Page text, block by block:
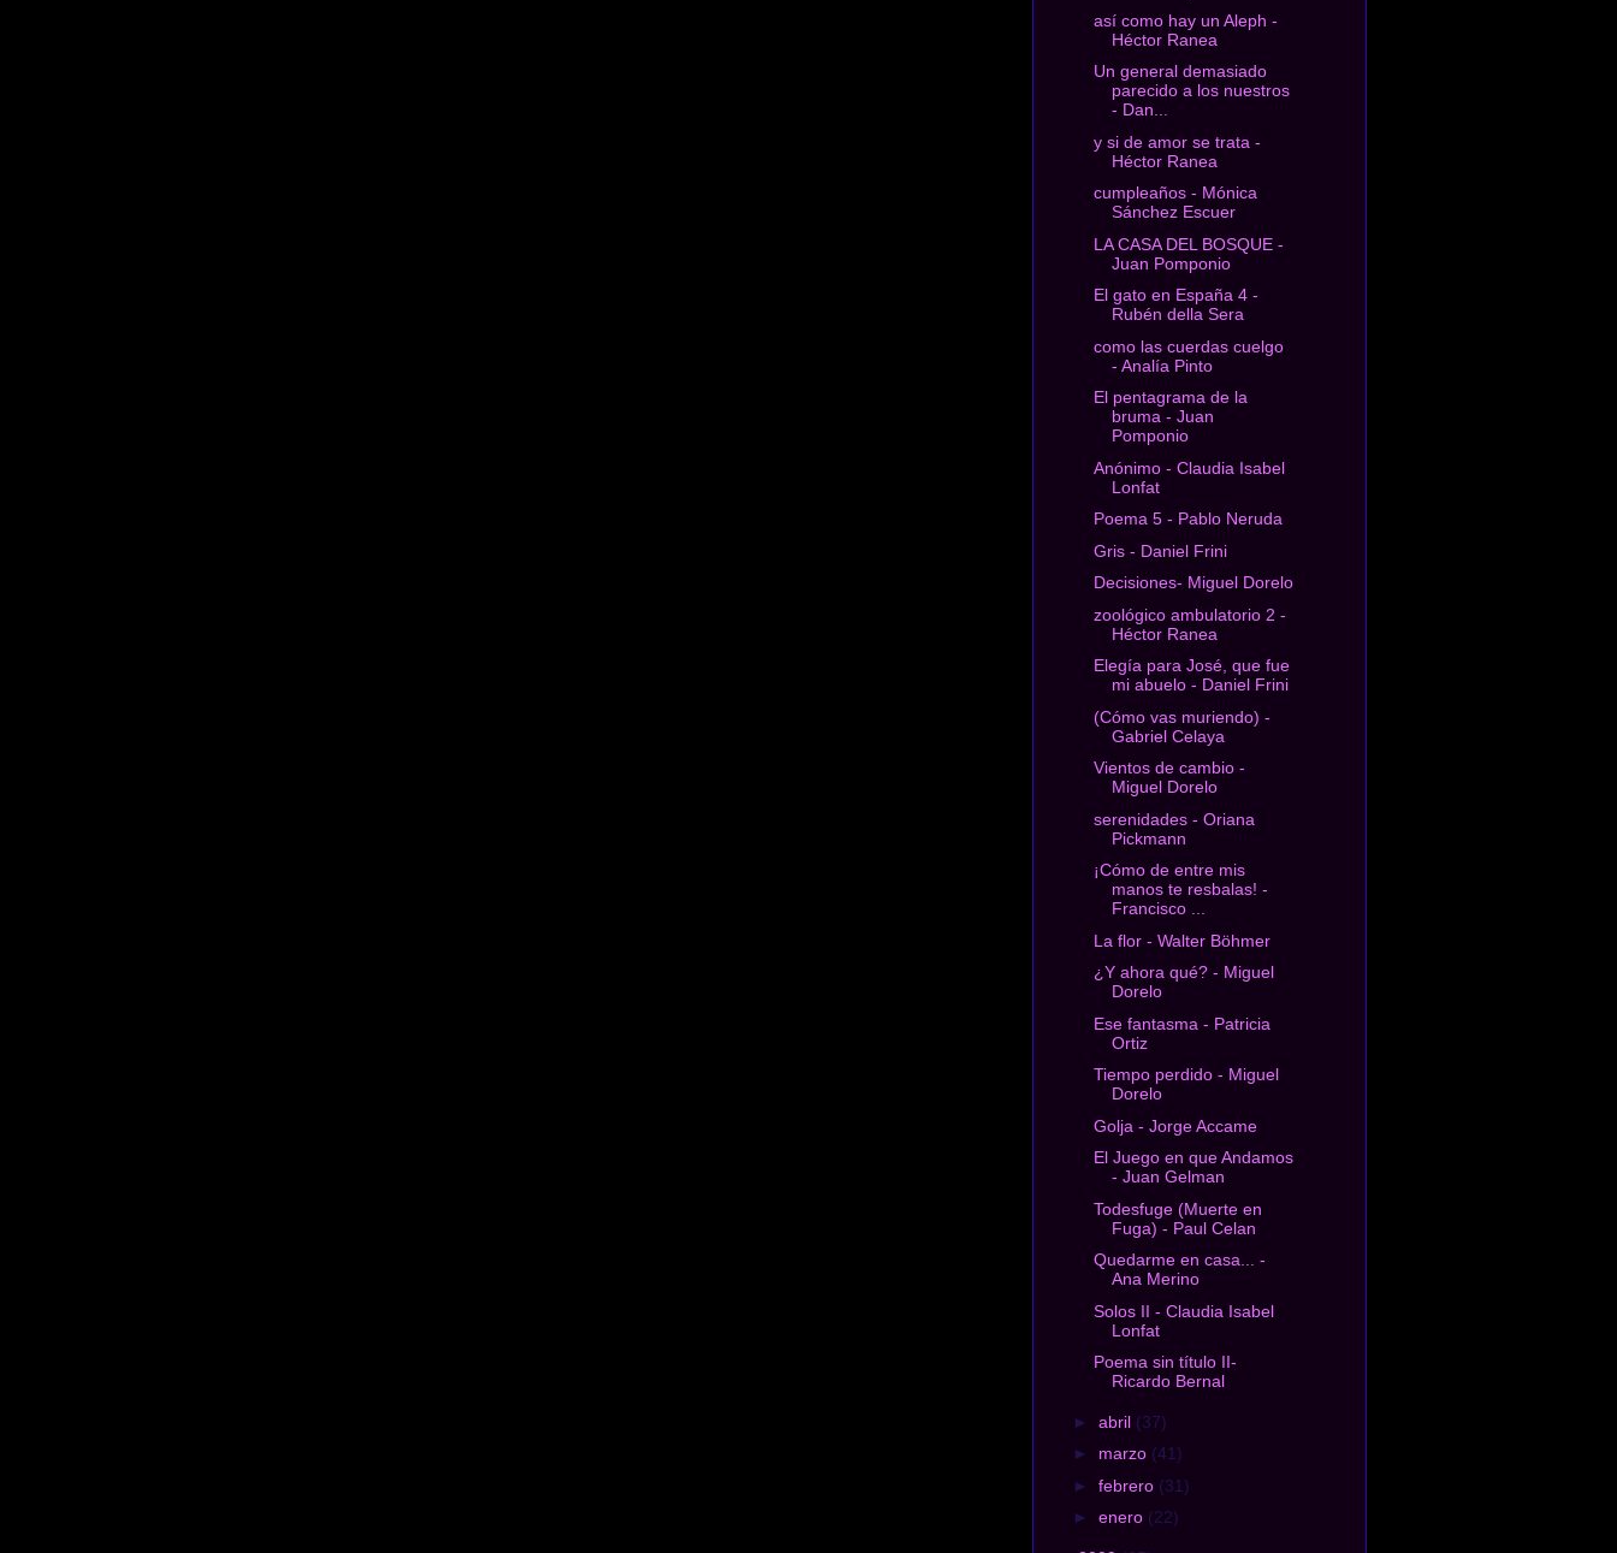
así como hay un Aleph -
Héctor Ranea
Un general demasiado
parecido a los nuestros
- Dan...
y si de amor se trata -
Héctor Ranea
cumpleaños - Mónica
Sánchez Escuer
LA CASA DEL BOSQUE -
Juan Pomponio
El gato en España 4 -
Rubén della Sera
como las cuerdas cuelgo
- Analía Pinto
El pentagrama de la
bruma - Juan
Pomponio
Anónimo - Claudia Isabel
Lonfat
Poema 5 - Pablo Neruda
Gris - Daniel Frini
Decisiones- Miguel Dorelo
zoológico ambulatorio 2 -
Héctor Ranea
Elegía para José, que fue
mi abuelo - Daniel Frini
(Cómo vas muriendo) -
Gabriel Celaya
Vientos de cambio -
Miguel Dorelo
serenidades - Oriana
Pickmann
¡Cómo de entre mis
manos te resbalas! -
Francisco ...
La flor - Walter Böhmer
¿Y ahora qué? - Miguel
Dorelo
Ese fantasma - Patricia
Ortiz
Tiempo perdido - Miguel
Dorelo
Golja - Jorge Accame
El Juego en que Andamos
- Juan Gelman
Todesfuge (Muerte en
Fuga) - Paul Celan
Quedarme en casa... -
Ana Merino
Solos II - Claudia Isabel
Lonfat
Poema sin título II-
Ricardo Bernal
► abril (37)
► marzo (41)
► febrero (31)
► enero (22)